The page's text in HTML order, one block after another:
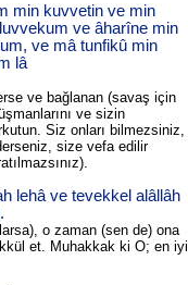
min kuvvetin ve min
ve âharîne min
ve mâ tunfikû min
lâ
ve bağlanan (savaş için
ve sizin
Siz onları bilmezsiniz,
size vefa edilir
lehâ ve tevekkel alâllâh
o zaman (sen de) ona
et. Muhakkak ki O; en iyi